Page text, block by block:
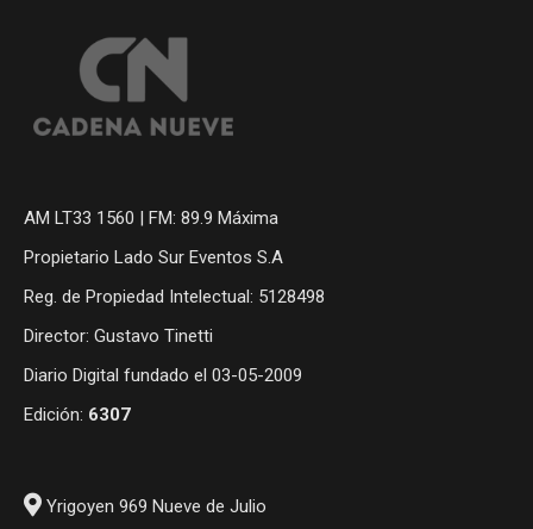
AM LT33 1560 | FM: 89.9 Máxima
Propietario Lado Sur Eventos S.A
Reg. de Propiedad Intelectual: 5128498
Director: Gustavo Tinetti
Diario Digital fundado el 03-05-2009
Edición: 6307
Yrigoyen 969 Nueve de Julio